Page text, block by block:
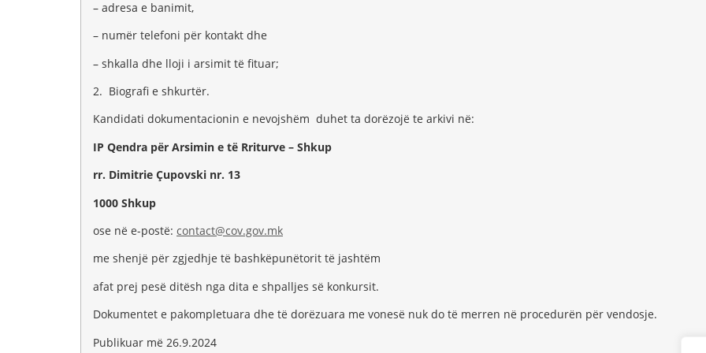
– adresa e banimit,
– numër telefoni për kontakt dhe
– shkalla dhe lloji i arsimit të fituar;
2. Biografi e shkurtër.
Kandidati dokumentacionin e nevojshëm duhet ta dorëzojë te arkivi në:
IP Qendra për Arsimin e të Rriturve – Shkup
rr. Dimitrie Çupovski nr. 13
1000 Shkup
ose në e-postë: contact@cov.gov.mk
me shenjë për zgjedhje të bashkëpunëtorit të jashtëm
afat prej pesë ditësh nga dita e shpalljes së konkursit.
Dokumentet e pakompletuara dhe të dorëzuara me vonesë nuk do të merren në procedurën për vendosje.
Publikuar më 26.9.2024